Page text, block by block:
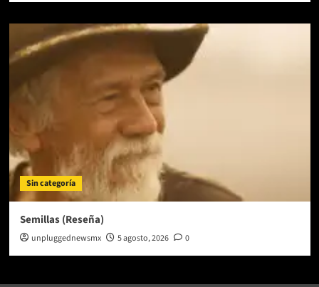
Sin categoría
Semillas (Reseña)
unpluggednewsmx 5 agosto, 2026 0